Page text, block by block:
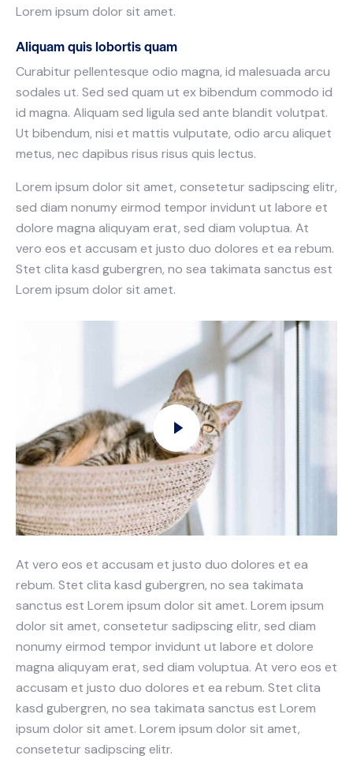
Lorem ipsum dolor sit amet.
Aliquam quis lobortis quam
Curabitur pellentesque odio magna, id malesuada arcu
sodales ut. Sed sed quam ut ex bibendum commodo id
id magna. Aliquam sed ligula sed ante blandit volutpat.
Ut bibendum, nisi et mattis vulputate, odio arcu aliquet
metus, nec dapibus risus risus quis lectus.
Lorem ipsum dolor sit amet, consetetur sadipscing elitr,
sed diam nonumy eirmod tempor invidunt ut labore et
dolore magna aliquyam erat, sed diam voluptua. At
vero eos et accusam et justo duo dolores et ea rebum.
Stet clita kasd gubergren, no sea takimata sanctus est
Lorem ipsum dolor sit amet.
At vero eos et accusam et justo duo dolores et ea
rebum. Stet clita kasd gubergren, no sea takimata
sanctus est Lorem ipsum dolor sit amet. Lorem ipsum
dolor sit amet, consetetur sadipscing elitr, sed diam
nonumy eirmod tempor invidunt ut labore et dolore
magna aliquyam erat, sed diam voluptua. At vero eos et
accusam et justo duo dolores et ea rebum. Stet clita
kasd gubergren, no sea takimata sanctus est Lorem
ipsum dolor sit amet. Lorem ipsum dolor sit amet,
consetetur sadipscing elitr.